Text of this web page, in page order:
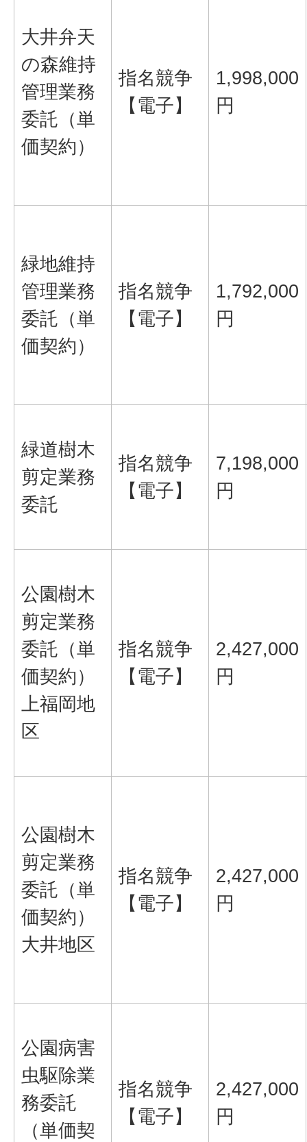
大井弁天
の森維持
管理業務
委託（単
価契約）
指名競争
【電子】
1,998,000
円
緑地維持
管理業務
委託（単
価契約）
指名競争
【電子】
1,792,000
円
緑道樹木
剪定業務
委託
指名競争
【電子】
7,198,000
円
公園樹木
剪定業務
委託（単
価契約）
上福岡地
区
指名競争
【電子】
2,427,000
円
公園樹木
剪定業務
委託（単
価契約）
大井地区
指名競争
【電子】
2,427,000
円
公園病害
虫駆除業
務委託
（単価契
指名競争
【電子】
2,427,000
円